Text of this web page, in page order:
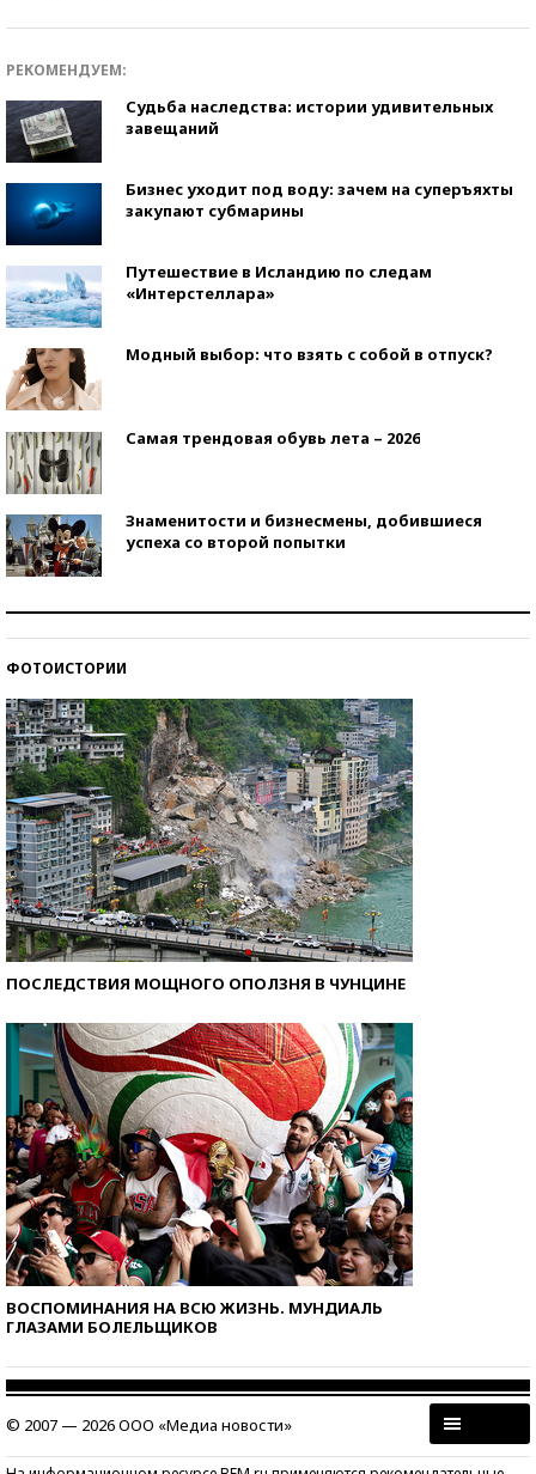
РЕКОМЕНДУЕМ:
Судьба наследства: истории удивительных
завещаний
Бизнес уходит под воду: зачем на суперъяхты
закупают субмарины
Путешествие в Исландию по следам
«Интерстеллара»
Модный выбор: что взять с собой в отпуск?
Самая трендовая обувь лета – 2026
Знаменитости и бизнесмены, добившиеся
успеха со второй попытки
ФОТОИСТОРИИ
ПОСЛЕДСТВИЯ МОЩНОГО ОПОЛЗНЯ В ЧУНЦИНЕ
ВОСПОМИНАНИЯ НА ВСЮ ЖИЗНЬ. МУНДИАЛЬ
ГЛАЗАМИ БОЛЕЛЬЩИКОВ
© 2007 — 2026 ООО «Медиа новости»